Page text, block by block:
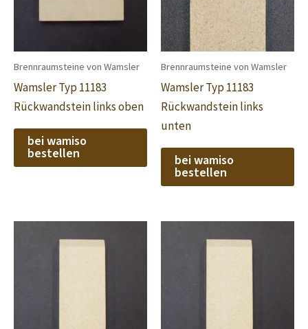
Brennraumsteine von Wamsler
Wamsler Typ 11183
Rückwandstein links oben
bei wamiso
bestellen
Brennraumsteine von Wamsler
Wamsler Typ 11183
Rückwandstein links
unten
bei wamiso
bestellen